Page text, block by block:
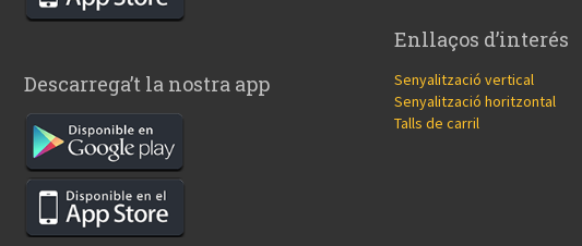
Descarrega’t la nostra app
Enllaços d’interés
Senyalització vertical
Senyalització horitzontal
Talls de carril